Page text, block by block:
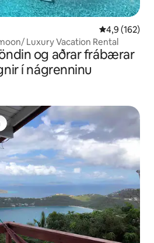
4,9 af 5 í
4,9 (162)
Luxury Vacation Rental
og aðrar frábærar
í nágrenninu